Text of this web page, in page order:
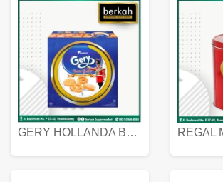
GERY HOLLANDA BUTTER COOKIES 450 GRAM